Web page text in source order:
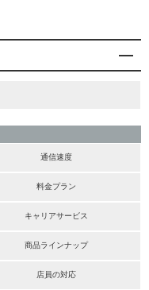
通信速度
料金プラン
キャリアサービス
商品ラインナップ
店員の対応